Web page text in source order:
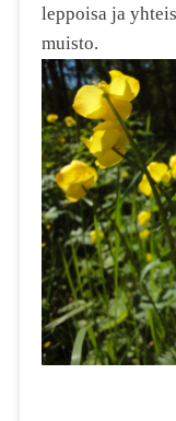
leppoisa ja
muisto.